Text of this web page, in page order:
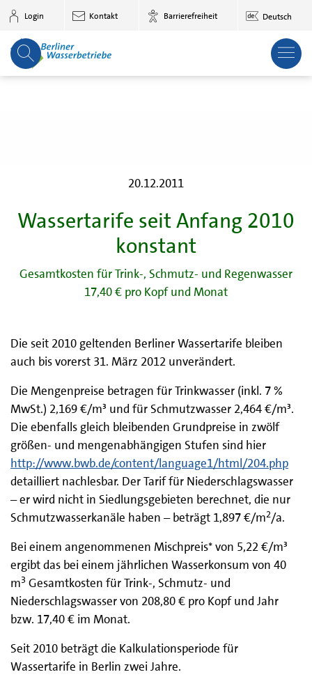
Zum Hauptinhalt springen
Login Kontakt Barrierefreiheit Deutsch
20.12.2011
Wassertarife seit Anfang 2010
konstant
Gesamtkosten für Trink-, Schmutz- und Regenwasser
17,40 € pro Kopf und Monat
Die seit 2010 geltenden Berliner Wassertarife bleiben
auch bis vorerst 31. März 2012 unverändert.
Die Mengenpreise betragen für Trinkwasser (inkl. 7 %
MwSt.) 2,169 €/m³ und für Schmutzwasser 2,464 €/m³.
Die ebenfalls gleich bleibenden Grundpreise in zwölf
größen- und mengenabhängigen Stufen sind hier
http://www.bwb.de/content/language1/html/204.php
detailliert nachlesbar. Der Tarif für Niederschlagswasser
– er wird nicht in Siedlungsgebieten berechnet, die nur
Schmutzwasserkanäle haben – beträgt 1,897 €/m2/a.
Bei einem angenommenen Mischpreis* von 5,22 €/m³
ergibt das bei einem jährlichen Wasserkonsum von 40
m3 Gesamtkosten für Trink-, Schmutz- und
Niederschlagswasser von 208,80 € pro Kopf und Jahr
bzw. 17,40 € im Monat.
Seit 2010 beträgt die Kalkulationsperiode für
Wassertarife in Berlin zwei Jahre.